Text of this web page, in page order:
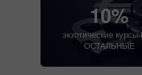
10%
экзотические
ОСТАЛЬНЫЕ